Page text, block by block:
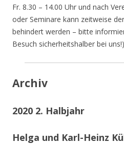
Fr. 8.30 – 14.00 Uhr und nach
oder Seminare kann zeitweise
behindert werden – bitte
Besuch sicherheitshalber bei uns!)
Archiv
2020 2. Halbjahr
Helga und Karl-Heinz